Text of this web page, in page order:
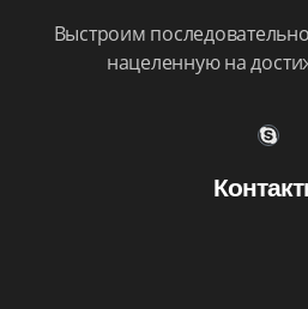
Выстроим
нацеленную на